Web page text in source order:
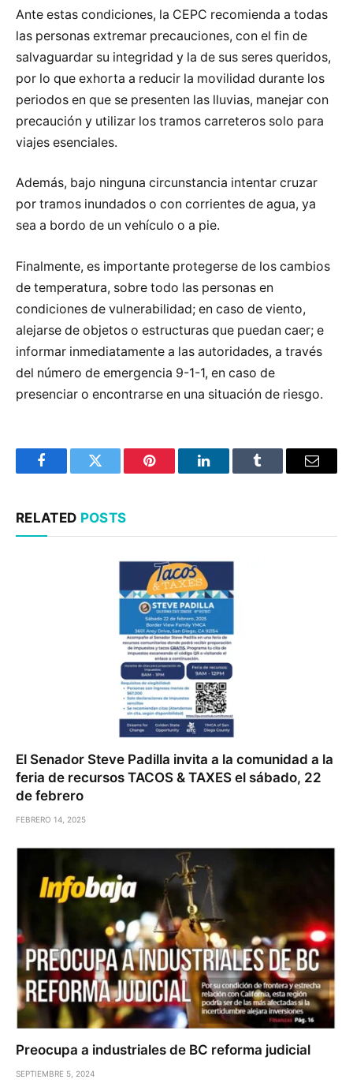
Ante estas condiciones, la CEPC recomienda a todas
las personas extremar precauciones, con el fin de
salvaguardar su integridad y la de sus seres queridos,
por lo que exhorta a reducir la movilidad durante los
periodos en que se presenten las lluvias, manejar con
precaución y utilizar los tramos carreteros solo para
viajes esenciales.
Además, bajo ninguna circunstancia intentar cruzar
por tramos inundados o con corrientes de agua, ya
sea a bordo de un vehículo o a pie.
Finalmente, es importante protegerse de los cambios
de temperatura, sobre todo las personas en
condiciones de vulnerabilidad; en caso de viento,
alejarse de objetos o estructuras que puedan caer; e
informar inmediatamente a las autoridades, a través
del número de emergencia 9-1-1, en caso de
presenciar o encontrarse en una situación de riesgo.
FacebookTwitter Pinterest LinkedInTumblr Email
RELATED POSTS
El Senador Steve Padilla invita a la comunidad a la
feria de recursos TACOS & TAXES el sábado, 22
de febrero
FEBRERO 14, 2025
Preocupa a industriales de BC reforma judicial
SEPTIEMBRE 5, 2024